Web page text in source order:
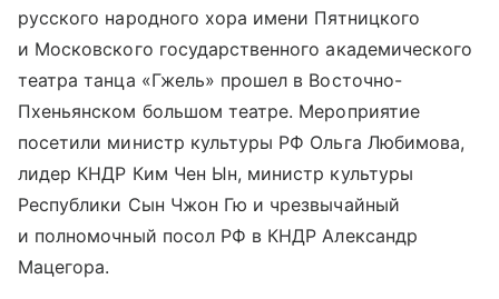
русского народного хора имени Пятницкого
и Московского государственного академического
театра танца «Гжель» прошел в Восточно-
Пхеньянском большом театре. Мероприятие
посетили министр культуры РФ Ольга Любимова,
лидер КНДР Ким Чен Ын, министр культуры
Республики Сын Чжон Гю и чрезвычайный
и полномочный посол РФ в КНДР Александр
Мацегора.